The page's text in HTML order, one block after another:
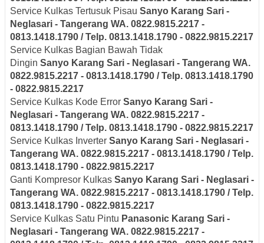
Service Kulkas Tertusuk Pisau Sanyo Karang Sari -
Neglasari - Tangerang WA. 0822.9815.2217 -
0813.1418.1790 / Telp. 0813.1418.1790 - 0822.9815.2217
Service Kulkas Bagian Bawah Tidak
Dingin Sanyo Karang Sari - Neglasari - Tangerang WA.
0822.9815.2217 - 0813.1418.1790 / Telp. 0813.1418.1790
- 0822.9815.2217
Service Kulkas Kode Error Sanyo Karang Sari -
Neglasari - Tangerang WA. 0822.9815.2217 -
0813.1418.1790 / Telp. 0813.1418.1790 - 0822.9815.2217
Service Kulkas Inverter Sanyo Karang Sari - Neglasari -
Tangerang WA. 0822.9815.2217 - 0813.1418.1790 / Telp.
0813.1418.1790 - 0822.9815.2217
Ganti Kompresor Kulkas Sanyo Karang Sari - Neglasari -
Tangerang WA. 0822.9815.2217 - 0813.1418.1790 / Telp.
0813.1418.1790 - 0822.9815.2217
Service Kulkas Satu Pintu Panasonic Karang Sari -
Neglasari - Tangerang WA. 0822.9815.2217 -